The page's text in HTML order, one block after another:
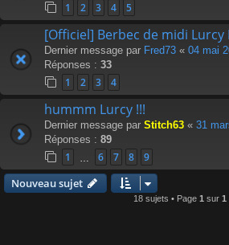
1 2 3 4 5
[Officiel] Berbec de midi Lurcy
Dernier message par Fred73 « 04 mai
Réponses : 33
1 2 3 4
hummm Lurcy !!!
Dernier message par Stitch63 « 31
Réponses : 89
1 6 7 8 9
Nouveau sujet
18 sujets • Page 1 sur 1